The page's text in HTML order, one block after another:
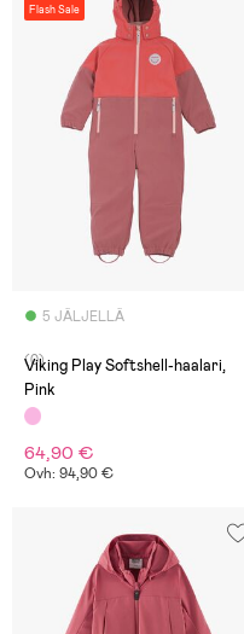
Flash Sale
5 JÄLJELLÄ
(0)
Viking Play Softshell-haalari,
Pink
64,90 €
Ovh: 94,90 €